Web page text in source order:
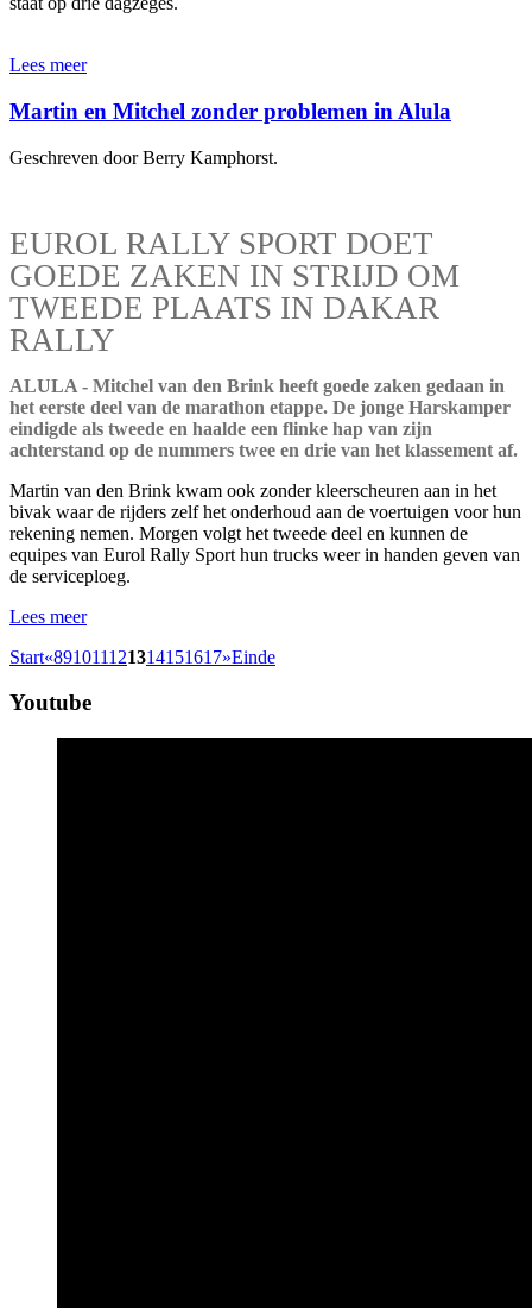
Lees meer
Martin en Mitchel zonder problemen in Alula
Geschreven door Berry Kamphorst.
EUROL RALLY SPORT DOET
GOEDE ZAKEN IN STRIJD OM
TWEEDE PLAATS IN DAKAR
RALLY
ALULA - Mitchel van den Brink heeft goede zaken gedaan in
het eerste deel van de marathon etappe. De jonge Harskamper
eindigde als tweede en haalde een flinke hap van zijn
achterstand op de nummers twee en drie van het klassement af.
Martin van den Brink kwam ook zonder kleerscheuren aan in het
bivak waar de rijders zelf het onderhoud aan de voertuigen voor hun
rekening nemen. Morgen volgt het tweede deel en kunnen de
equipes van Eurol Rally Sport hun trucks weer in handen geven van
de serviceploeg.
Lees meer
Start«891011121314151617»Einde
Youtube